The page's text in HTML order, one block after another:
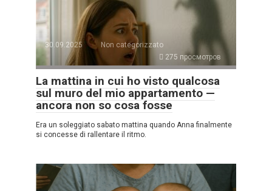
30.09.2025
Non categorizzato
275 просмотров
La mattina in cui ho visto qualcosa
sul muro del mio appartamento —
ancora non so cosa fosse
Era un soleggiato sabato mattina quando Anna finalmente
si concesse di rallentare il ritmo.